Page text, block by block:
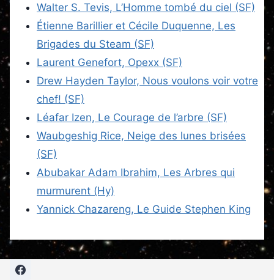
Walter S. Tevis, L’Homme tombé du ciel (SF)
Étienne Barillier et Cécile Duquenne, Les
Brigades du Steam (SF)
Laurent Genefort, Opexx (SF)
Drew Hayden Taylor, Nous voulons voir votre
chef! (SF)
Léafar Izen, Le Courage de l’arbre (SF)
Waubgeshig Rice, Neige des lunes brisées
(SF)
Abubakar Adam Ibrahim, Les Arbres qui
murmurent (Hy)
Yannick Chazareng, Le Guide Stephen King